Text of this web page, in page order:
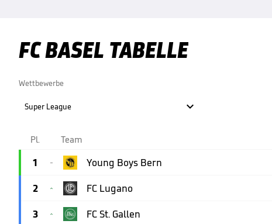
FC BASEL TABELLE
Wettbewerbe
Super League 
Pl. Team
1  Young Boys Bern
2  FC Lugano
3  FC St. Gallen